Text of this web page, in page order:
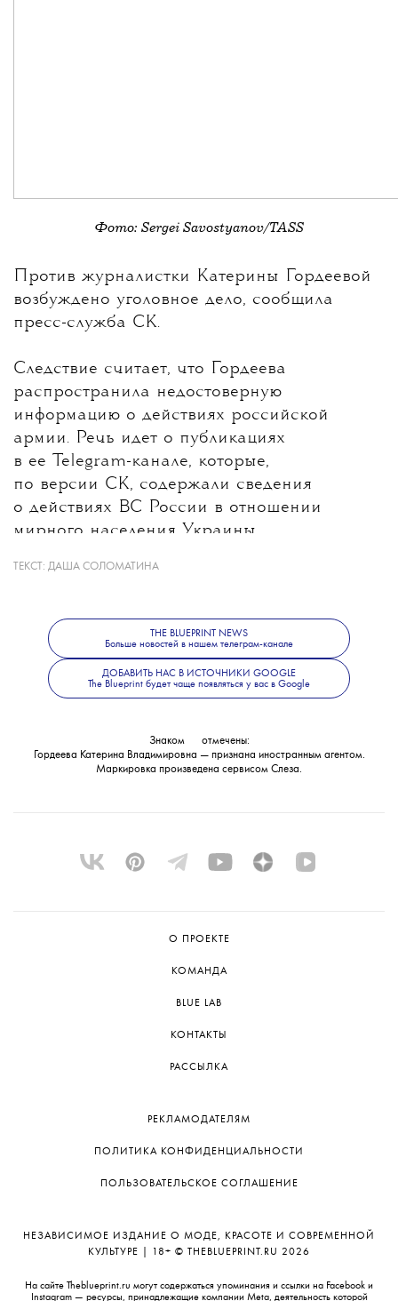
Фото: Sergei Savostyanov/TASS
Против журналистки Катерины Гордеевой
возбуждено уголовное дело, сообщила
пресс-служба СК.
Следствие считает, что Гордеева
распространила недостоверную
информацию о действиях российской
армии. Речь идет о публикациях
в ее Telegram-канале, которые,
по версии СК, содержали сведения
о действиях ВС России в отношении
мирного населения Украины.
Какие именно материалы стали
не уточнило. В Следственном комитете
также сообщили, что решается вопрос
об объявлении журналистки
в международный розыск.
ТЕКСТ: ДАША СОЛОМАТИНА
THE BLUEPRINT NEWS
Больше новостей в нашем телеграм-канале
ДОБАВИТЬ НАС В ИСТОЧНИКИ GOOGLE
The Blueprint будет чаще появляться у вас в Google
Знаком
отмечены:
Гордеева Катерина Владимировна — признана иностранным агентом.
Маркировка произведена сервисом Слеза.
О ПРОЕКТЕ
КОМАНДА
BLUE LAB
КОНТАКТЫ
РАССЫЛКА
РЕКЛАМОДАТЕЛЯМ
ПОЛИТИКА КОНФИДЕНЦИАЛЬНОСТИ
ПОЛЬЗОВАТЕЛЬСКОЕ СОГЛАШЕНИЕ
НЕЗАВИСИМОЕ ИЗДАНИЕ О МОДЕ, КРАСОТЕ И СОВРЕМЕННОЙ
КУЛЬТУРЕ | 18+ © THEBLUEPRINT.RU 2026
На сайте Theblueprint.ru могут содержаться упоминания и ссылки на Facebook и
Instagram — ресурсы, принадлежащие компании Meta, деятельность которой